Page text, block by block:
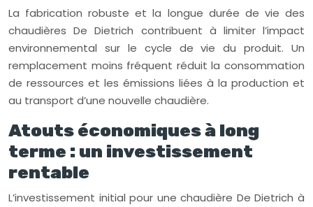
La fabrication robuste et la longue durée de vie des
chaudières De Dietrich contribuent à limiter l’impact
environnemental sur le cycle de vie du produit. Un
remplacement moins fréquent réduit la consommation
de ressources et les émissions liées à la production et
au transport d’une nouvelle chaudière.
Atouts économiques à long
terme : un investissement
rentable
L’investissement initial pour une chaudière De Dietrich à